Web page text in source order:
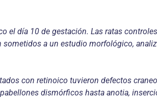
el día 10 de gestación. Las ratas
sometidos a un estudio morfológico,
con retinoico tuvieron defectos
dismórficos hasta anotia,